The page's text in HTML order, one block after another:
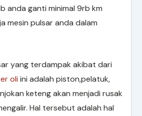
anda ganti minimal 9rb km
mesin pulsar anda dalam
yang terdampak akibat dari
oli ini adalah piston,pelatuk,
keteng akan menjadi rusak
Hal tersebut adalah hal